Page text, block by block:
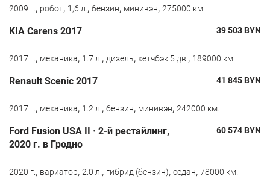
2009 г., робот, 1,6 л., бензин, минивэн, 275000 км.
KIA Carens 2017 39 503BYN
2017 г., механика, 1.7 л., дизель, хетчбэк 5 дв., 189000 км.
Renault Scenic 2017 41 845BYN
2017 г., механика, 1.2 л., бензин, минивэн, 242000 км.
Ford Fusion USA II · 2-й рестайлинг,
2020 г. в Гродно
60 574BYN
2020 г., вариатор, 2.0 л., гибрид (бензин), седан, 78000 км.